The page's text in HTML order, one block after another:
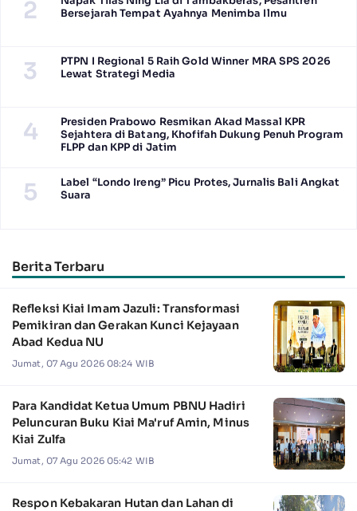
2
Bersejarah Tempat Ayahnya Menimba Ilmu
3
PTPN I Regional 5 Raih Gold Winner MRA SPS 2026
Lewat Strategi Media
4
Presiden Prabowo Resmikan Akad Massal KPR
Sejahtera di Batang, Khofifah Dukung Penuh Program
FLPP dan KPP di Jatim
5
Label “Londo Ireng” Picu Protes, Jurnalis Bali Angkat
Suara
Berita Terbaru
Refleksi Kiai Imam Jazuli: Transformasi
Pemikiran dan Gerakan Kunci Kejayaan
Abad Kedua NU
Jumat, 07 Agu 2026 08:24 WIB
Para Kandidat Ketua Umum PBNU Hadiri
Peluncuran Buku Kiai Ma'ruf Amin, Minus
Kiai Zulfa
Jumat, 07 Agu 2026 05:42 WIB
Respon Kebakaran Hutan dan Lahan di